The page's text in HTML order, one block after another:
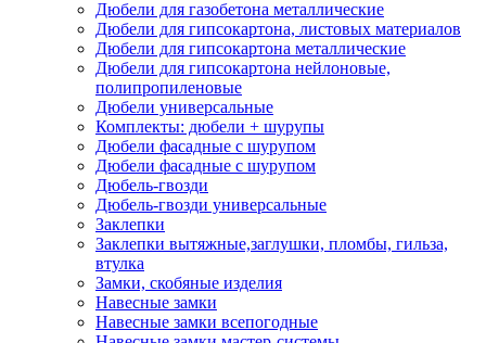
Дюбели для газобетона металлические
Дюбели для гипсокартона, листовых материалов
Дюбели для гипсокартона металлические
Дюбели для гипсокартона нейлоновые,
полипропиленовые
Дюбели универсальные
Комплекты: дюбели + шурупы
Дюбели фасадные с шурупом
Дюбели фасадные с шурупом
Дюбель-гвозди
Дюбель-гвозди универсальные
Заклепки
Заклепки вытяжные,заглушки, пломбы, гильза,
втулка
Замки, скобяные изделия
Навесные замки
Навесные замки всепогодные